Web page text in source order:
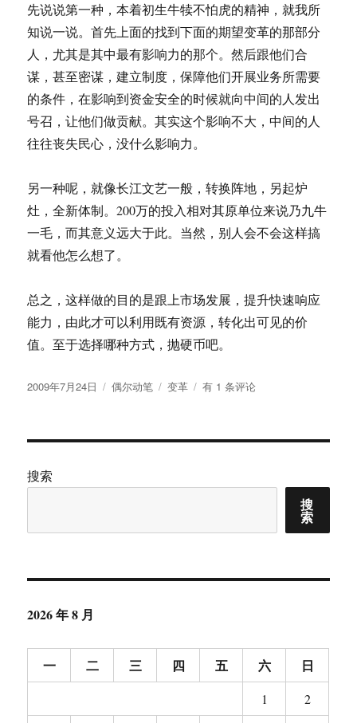
先说说第一种，本着初生牛犊不怕虎的精神，就我所
知说一说。首先上面的找到下面的期望变革的那部分
人，尤其是其中最有影响力的那个。然后跟他们合
谋，甚至密谋，建立制度，保障他们开展业务所需要
的条件，在影响到资金安全的时候就向中间的人发出
号召，让他们做贡献。其实这个影响不大，中间的人
往往丧失民心，没什么影响力。
另一种呢，就像长江文艺一般，转换阵地，另起炉
灶，全新体制。200万的投入相对其原单位来说乃九牛
一毛，而其意义远大于此。当然，别人会不会这样搞
就看他怎么想了。
总之，这样做的目的是跟上市场发展，提升快速响应
能力，由此才可以利用既有资源，转化出可见的价
值。至于选择哪种方式，抛硬币吧。
发
2009年7月24日
分
偶尔动笔
标
变革
变
两
式
选
有 1 条评论
搜索
搜
索
2026 年 8 月
一 二 三 四 五 六 日
1
2